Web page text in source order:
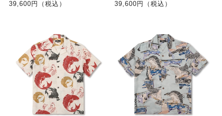
39,600円（税込）
39,600円（税込）